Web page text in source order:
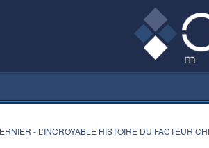
- L’INCROYABLE HISTOIRE DU FACTEUR